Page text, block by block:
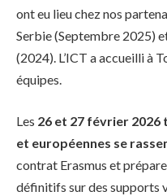
ont eu lieu chez nos
Serbie (Septembre 2025)
(2024). L’ICT a accueilli à
équipes.
Les 26 et 27 février 2026
et européennes se
contrat Erasmus et
définitifs sur des supports